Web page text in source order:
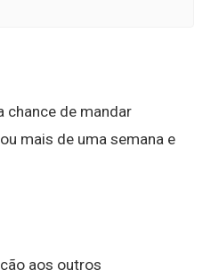
chance de mandar
mais de uma semana e
aos outros